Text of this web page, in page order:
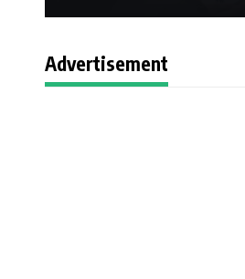
Advertisement